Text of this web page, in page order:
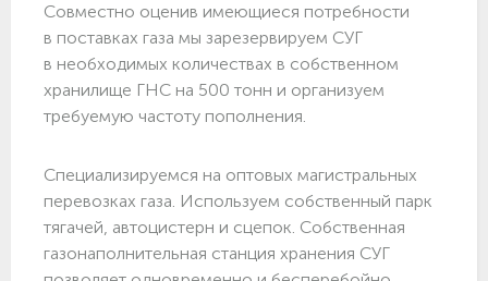
Совместно оценив имеющиеся потребности
в поставках газа мы зарезервируем СУГ
в необходимых количествах в собственном
хранилище ГНС на 500 тонн и организуем
требуемую частоту пополнения.
Специализируемся на оптовых магистральных
перевозках газа. Используем собственный парк
тягачей, автоцистерн и сцепок. Собственная
газонаполнительная станция хранения СУГ